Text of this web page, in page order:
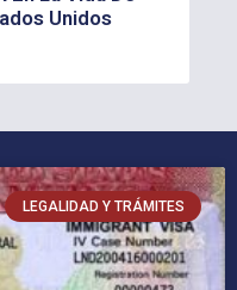
Unidos
LEGALIDAD Y TRÁMITES